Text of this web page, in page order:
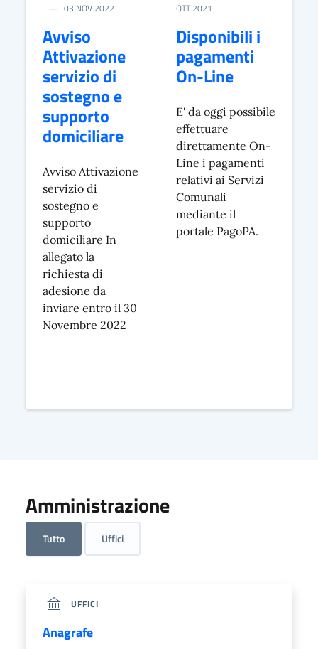
03 NOV 2022
Avviso
Attivazione
servizio di
sostegno e
supporto
domiciliare
Avviso Attivazione
servizio di
sostegno e
supporto
domiciliare In
allegato la
richiesta di
adesione da
inviare entro il 30
Novembre 2022
OTT 2021
Disponibili i
pagamenti
On-Line
E' da oggi possibile
effettuare
direttamente On-
Line i pagamenti
relativi ai Servizi
Comunali
mediante il
portale PagoPA.
Amministrazione
Tutto Uffici
UFFICI
Anagrafe